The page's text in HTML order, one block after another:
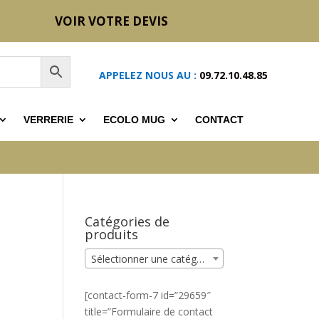
VOIR VOTRE DEVIS
APPELEZ NOUS AU : 09.72.10.48.85
VERRERIE ECOLO MUG CONTACT
Catégories de
produits
Sélectionner une catégorie
[contact-form-7 id=”29659″
title=”Formulaire de contact